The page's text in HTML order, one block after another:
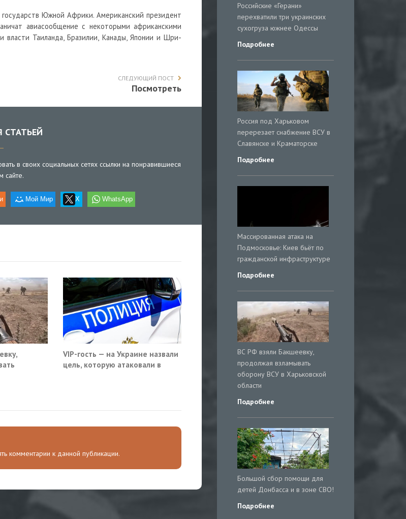
Южной Африки. Американский президент
авиасообщение с некоторыми африканскими
Таиланда, Бразилии, Канады, Японии и Шри-
СЛЕДУЮЩИЙ ПОСТ
Посмотреть
в своих социальных сетях ссылки на понравившиеся
сайте.
Мой Мир X WhatsApp
VIP-гость — на Украине назвали
цель, которую атаковали в
комментарии к данной публикации.
Российские «Герани»
перехватили три украинских
сухогруза южнее Одессы
Подробнее
Россия под Харьковом
перерезает снабжение ВСУ в
Славянске и Краматорске
Подробнее
Массированная атака на
Подмосковье: Киев бьёт по
гражданской инфраструктуре
Подробнее
ВС РФ взяли Бакшеевку,
продолжая взламывать
оборону ВСУ в Харьковской
области
Подробнее
Большой сбор помощи для
детей Донбасса и в зоне СВО!
Подробнее